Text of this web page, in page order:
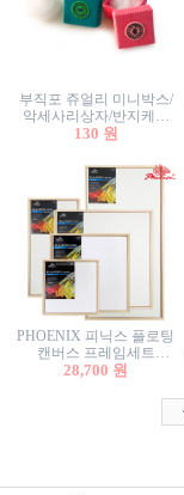
부직포 쥬얼리 미니박스/
악세사리상자/반지케이
스/반지상자/귀걸이상자/
130 원
PHOENIX 피닉스 플로팅
캔버스 프레임세트
50x50cm/액자캔버스/인테
28,700 원